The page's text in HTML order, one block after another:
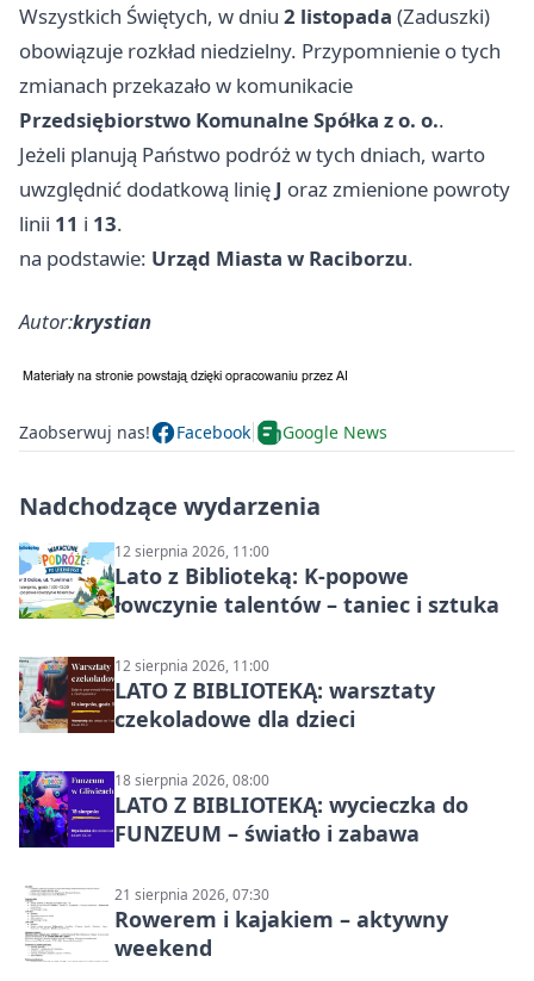
Wszystkich Świętych, w dniu 2 listopada (Zaduszki)
obowiązuje rozkład niedzielny. Przypomnienie o tych
zmianach przekazało w komunikacie
Przedsiębiorstwo Komunalne Spółka z o. o..
Jeżeli planują Państwo podróż w tych dniach, warto
uwzględnić dodatkową linię J oraz zmienione powroty
linii 11 i 13.
na podstawie: Urząd Miasta w Raciborzu.
Autor:krystian
Zaobserwuj nas! Facebook Google News
Nadchodzące wydarzenia
12 sierpnia 2026, 11:00
Lato z Biblioteką: K-popowe
łowczynie talentów – taniec i sztuka
12 sierpnia 2026, 11:00
LATO Z BIBLIOTEKĄ: warsztaty
czekoladowe dla dzieci
18 sierpnia 2026, 08:00
LATO Z BIBLIOTEKĄ: wycieczka do
FUNZEUM – światło i zabawa
21 sierpnia 2026, 07:30
Rowerem i kajakiem – aktywny
weekend